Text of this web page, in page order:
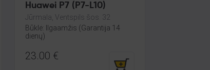
Huawei P7 (P7-L10)
Jūrmala, Ventspils šos. 32
Būklė: Ilgaamžis (Garantija 14
dienų)
23.00 €